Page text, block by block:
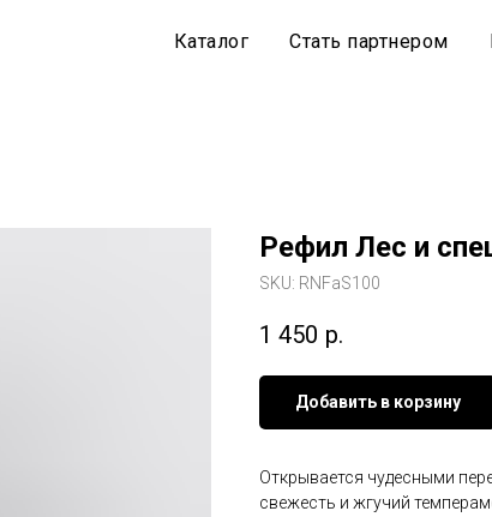
Каталог Стать партнером
Рефил Лес и
SKU: RNFaS100
1 450 р.
Добавить в корзину
Открывается чудесными
свежесть и жгучий